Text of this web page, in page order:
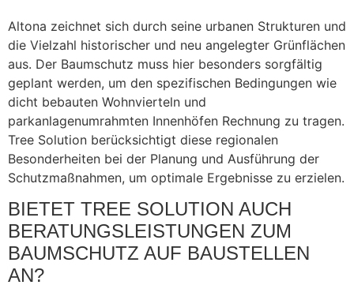
Altona zeichnet sich durch seine urbanen Strukturen und
die Vielzahl historischer und neu angelegter Grünflächen
aus. Der Baumschutz muss hier besonders sorgfältig
geplant werden, um den spezifischen Bedingungen wie
dicht bebauten Wohnvierteln und
parkanlagenumrahmten Innenhöfen Rechnung zu tragen.
Tree Solution berücksichtigt diese regionalen
Besonderheiten bei der Planung und Ausführung der
Schutzmaßnahmen, um optimale Ergebnisse zu erzielen.
BIETET TREE SOLUTION AUCH
BERATUNGSLEISTUNGEN ZUM
BAUMSCHUTZ AUF BAUSTELLEN
AN?